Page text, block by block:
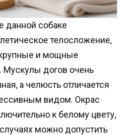
данной собаке
телосложение,
и мощные
Мускулы догов очень
а челюсть отличается
видом. Окрас
к белому цвету,
можно допустить